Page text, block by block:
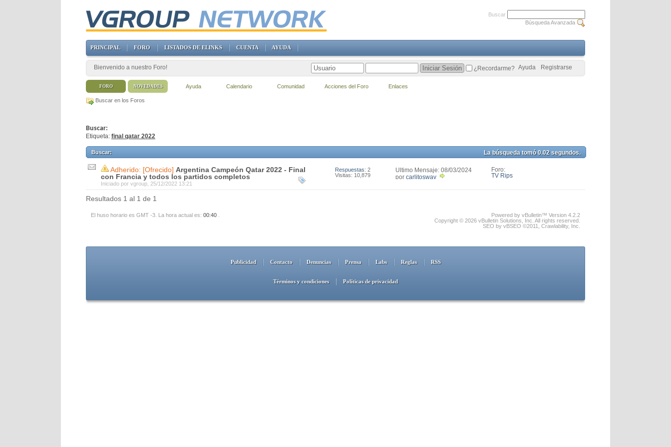
Buscar en los Foros
Buscar:
Etiqueta: final qatar 2022
Buscar: La búsqueda tomó0.02 segundos.
Adherido: [Ofrecido] Argentina Campeón Qatar 2022 - Final
con Francia y todos los partidos completos
Iniciado por vgroup , 25/12/2022 13:21
Respuestas: 2
Visitas: 10,879
Último Mensaje: 08/03/2024
21:47
por carlitosway
Foro:
TV Rips
Resultados 1 al 1 de 1
El huso horario es GMT -3. La hora actual es: 00:40
Powered by vBulletin™ Version 4.2.2
Copyright © 2026 vBulletin Solutions, Inc. All rights reserved.
SEO by vBSEO ©2011, Crawlability, Inc.
Publicidad Contacto Denuncias Prensa Labs Reglas RSS
Términos y condiciones Políticas de privacidad
Buscar
Búsqueda Avanzada
PRINCIPAL FORO LISTADOS DE ELINKS CUENTA AYUDA
Bienvenido a nuestro Foro! Registrarse
Ayuda
¿Recordarme?
FORO Ayuda Calendario Comunidad Acciones del Foro Enlaces
NOVEDADES